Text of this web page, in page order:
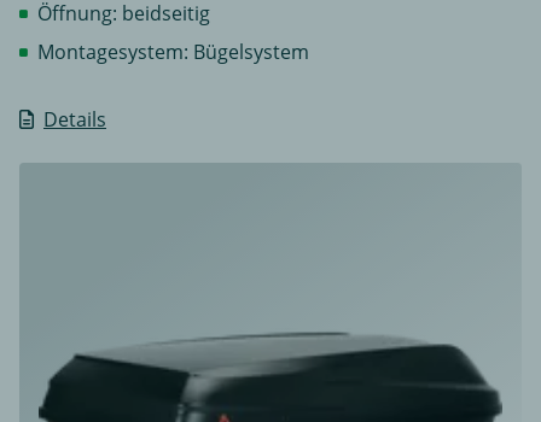
Details
Öffnung: beidseitig
Montagesystem: Bügelsystem